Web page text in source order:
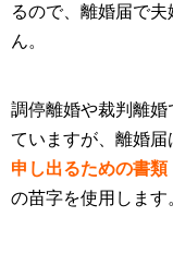
るので、離婚届で
ん。
調停離婚や裁判離
ていますが、離婚届
申し出るための書類
の苗字を使用します